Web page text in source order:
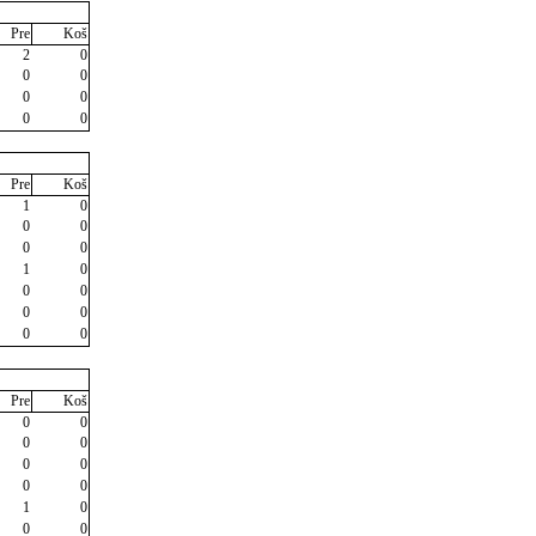
Pre
Koš
2
0
0
0
0
0
0
0
Pre
Koš
1
0
0
0
0
0
1
0
0
0
0
0
0
0
Pre
Koš
0
0
0
0
0
0
0
0
1
0
0
0